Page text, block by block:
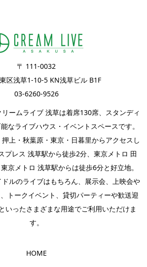
〒 111-0032
区浅草1-10-5 KN浅草ビル B1F
03-6260-9526
ームライブ 浅草は着席130席、スタンディ
なライブハウス・イベントスペースです。
上・秋葉原・東京・日暮里からアクセスし
プレス 浅草駅から徒歩2分、東京メトロ 田
京メトロ 浅草駅からは徒歩6分と好立地。
ドルのライブはもちろん、 展示会、上映会や
、 トークイベント 、 貸切パーティーや歓送迎
いったさまざまな用途でご利用いただけま
す。
HOME